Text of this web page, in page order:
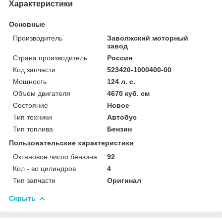
Характеристики
Основные
Производитель
Заволжский моторный
завод
Страна производитель
Россия
Код запчасти
523420-1000400-00
Мощность
124 л. с.
Объем двигателя
4670 куб. см
Состояние
Новое
Тип техники
Автобус
Тип топлива
Бензин
Пользовательские характеристики
Октановое число бензина
92
Кол - во цилиндров
4
Тип запчасти
Оригинал
Скрыть